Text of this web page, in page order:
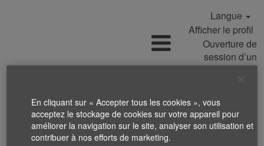
Langue
Afficher le profil
Ouverture de
session d’un
employé
En cliquant sur « Accepter tous les cookies », vous
acceptez le stockage de cookies sur votre appareil pour
améliorer la navigation sur le site, analyser son utilisation et
contribuer à nos efforts de marketing.